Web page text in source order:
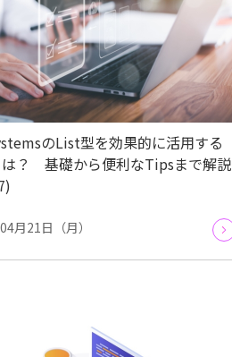
のList型を効果的に活用する
は？ 基礎から便利なTipsまで解説
月21日（月）